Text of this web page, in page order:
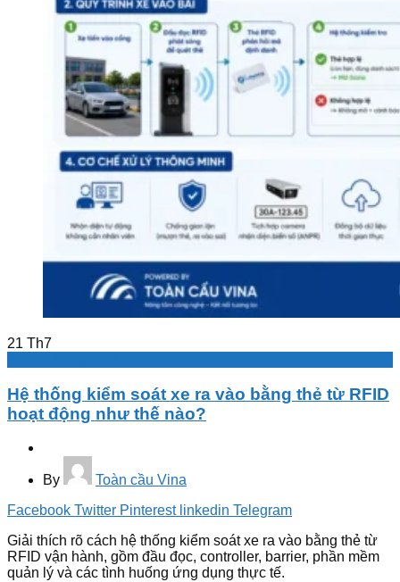
21 Th7
Hệ thống kiểm soát xe ra vào bằng thẻ từ RFID
hoạt động như thế nào?
By
Toàn cầu Vina
Facebook Twitter Pinterest linkedin Telegram
Giải thích rõ cách hệ thống kiểm soát xe ra vào bằng thẻ từ
RFID vận hành, gồm đầu đọc, controller, barrier, phần mềm
quản lý và các tình huống ứng dụng thực tế.